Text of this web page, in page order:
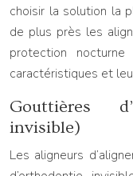
choisir la solution la
de plus près les
protection
caractéristiques et
Gouttières
invisible)
Les aligneurs